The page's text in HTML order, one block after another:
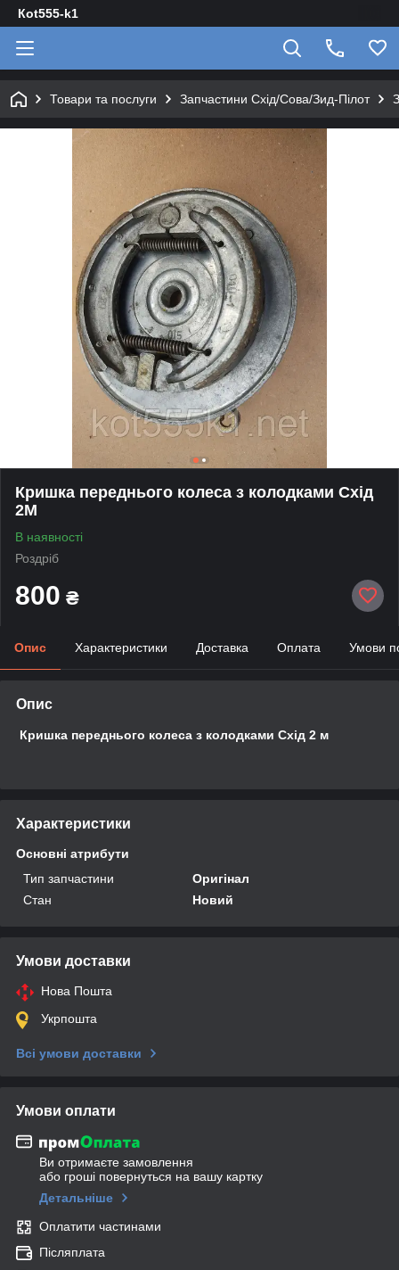
Кot555-k1
Товари та послуги Запчастини Схід/Сова/Зид-Пілот
Кришка переднього колеса з колодками Схід
2М
В наявності
Роздріб
800 ₴
Опис Характеристики Доставка Оплата Умови
Опис
Кришка переднього колеса з колодками Схід 2 м
Характеристики
Основні атрибути
Тип запчастини
Оригінал
Стан
Новий
Умови доставки
Нова Пошта
Укрпошта
Всі умови доставки
Умови оплати
Ви отримаєте замовлення
або гроші повернуться на вашу картку
Детальніше
Оплатити частинами
Післяплата